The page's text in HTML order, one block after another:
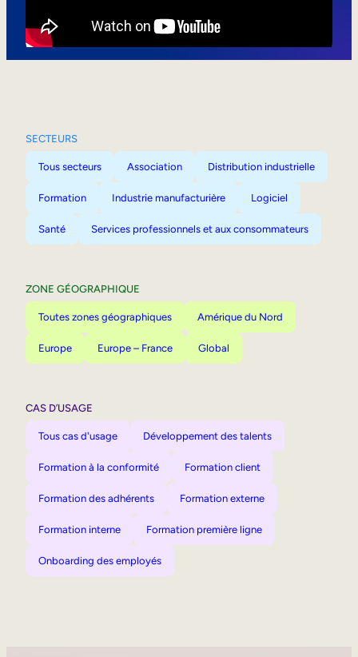
SECTEURS
Tous secteurs Association Distribution industrielle
Formation Industrie manufacturière Logiciel
Santé Services professionnels et aux consommateurs
ZONE GÉOGRAPHIQUE
Toutes zones géographiques Amérique du Nord
Europe Europe – France Global
CAS D’USAGE
Tous cas d'usage Développement des talents
Formation à la conformité Formation client
Formation des adhérents Formation externe
Formation interne Formation première ligne
Onboarding des employés